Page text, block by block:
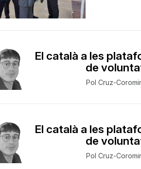
El català a les
de
Pol Cruz-
El català a les
de
Pol Cruz-